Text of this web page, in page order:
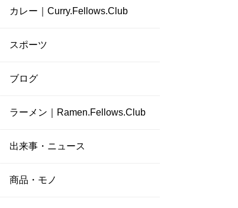
カレー｜Curry.Fellows.Club
スポーツ
ブログ
ラーメン｜Ramen.Fellows.Club
出来事・ニュース
商品・モノ